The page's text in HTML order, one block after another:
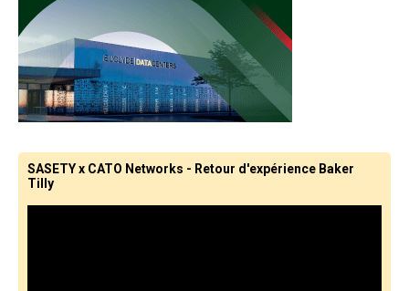
SASETY x CATO Networks - Retour d'expérience Baker
Tilly